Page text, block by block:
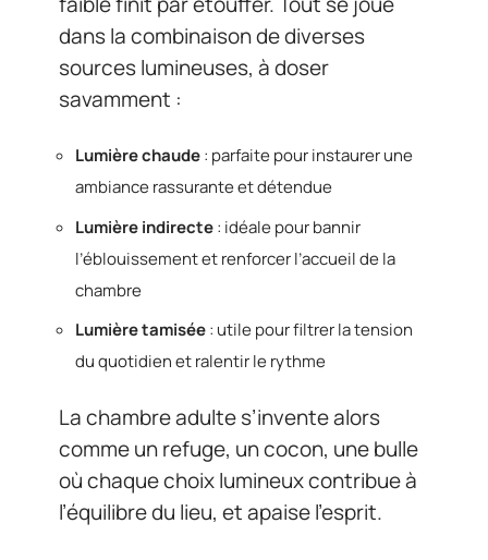
dans la combinaison de diverses
sources lumineuses, à doser
savamment :
Lumière chaude: parfaite pour instaurer une
ambiance rassurante et détendue
Lumière indirecte: idéale pour bannir
l’éblouissement et renforcer l’accueil de la
chambre
Lumière tamisée: utile pour filtrer la tension
du quotidien et ralentir le rythme
La chambre adulte s’invente alors
comme un refuge, un cocon, une bulle
où chaque choix lumineux contribue à
l’équilibre du lieu, et apaise l’esprit.